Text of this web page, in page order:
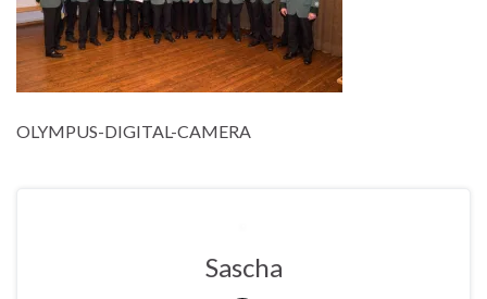
OLYMPUS-DIGITAL-CAMERA
Sascha